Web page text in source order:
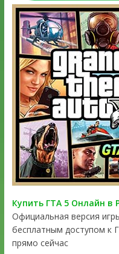
Купить ГТА 5 Онлайн в
Официальная версия
бесплатным доступом к
прямо сейчас